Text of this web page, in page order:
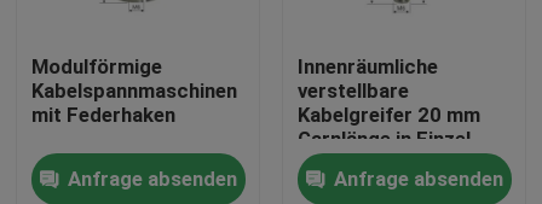
Modulförmige
Kabelspannmaschinen
mit Federhaken
Anfrage absenden
Innenräumliche
verstellbare
Kabelgreifer 20 mm
Garnlänge in Einzel-
oder
Massenverpackungen
Anfrage absenden